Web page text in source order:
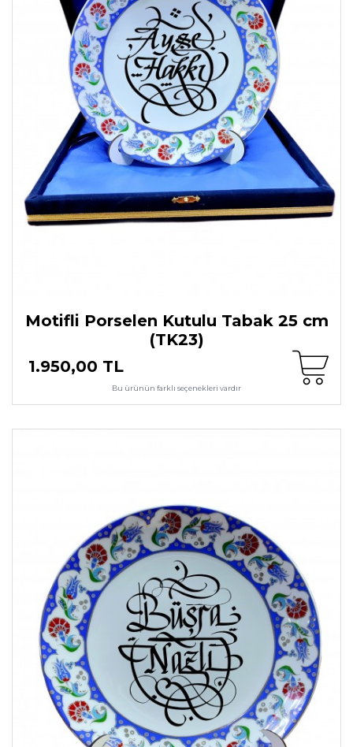
Motifli Porselen Kutulu Tabak 25 cm
(TK23)
1.950,00 TL
Bu ürünün farklı seçenekleri vardır